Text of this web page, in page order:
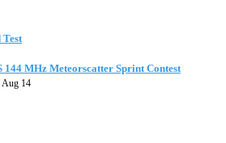
Test
MHz Meteorscatter Sprint Contest
Aug 14